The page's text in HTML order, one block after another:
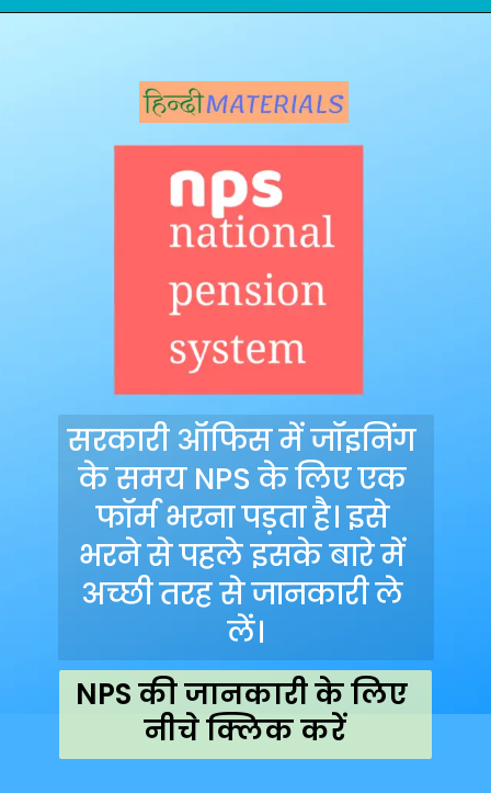
सरकारी ऑफिस में जॉइनिंग
के समय NPS के लिए एक
फॉर्म भरना पड़ता है। इसे
भरने से पहले इसके बारे में
अच्छी तरह से जानकारी ले
लें।
NPS की जानकारी के लिए
नीचे क्लिक करें